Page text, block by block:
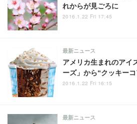
れからが見ごろに
2016.1.22 Fri 17:45
アメリカ生まれのアイ
ーズ」から“クッキー
最新ニュース
2016.1.22 Fri 16:15
最新ニュース